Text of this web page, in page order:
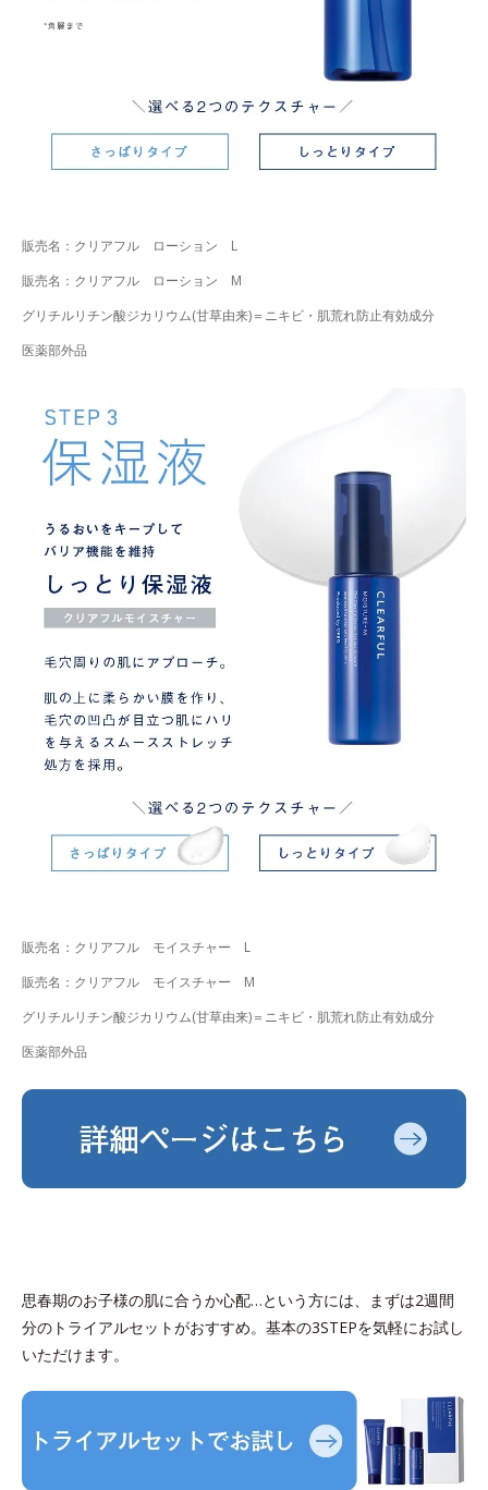
販売名：クリアフル ローション L
販売名：クリアフル ローション M
グリチルリチン酸ジカリウム(甘草由来)＝ニキビ・肌荒れ防止有効成分
医薬部外品
販売名：クリアフル モイスチャー L
販売名：クリアフル モイスチャー M
グリチルリチン酸ジカリウム(甘草由来)＝ニキビ・肌荒れ防止有効成分
医薬部外品
思春期のお子様の肌に合うか心配…という方には、まずは2週間
分のトライアルセットがおすすめ。基本の3STEPを気軽にお試し
いただけます。